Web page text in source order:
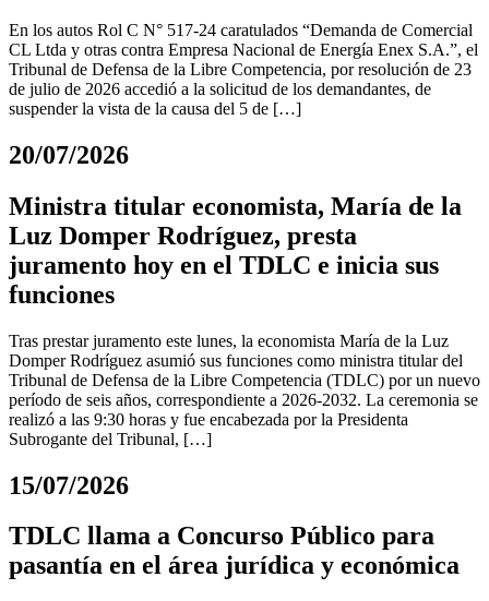
En los autos Rol C N° 517-24 caratulados “Demanda de Comercial
CL Ltda y otras contra Empresa Nacional de Energía Enex S.A.”, el
Tribunal de Defensa de la Libre Competencia, por resolución de 23
de julio de 2026 accedió a la solicitud de los demandantes, de
suspender la vista de la causa del 5 de […]
20/07/2026
Ministra titular economista, María de la
Luz Domper Rodríguez, presta
juramento hoy en el TDLC e inicia sus
funciones
Tras prestar juramento este lunes, la economista María de la Luz
Domper Rodríguez asumió sus funciones como ministra titular del
Tribunal de Defensa de la Libre Competencia (TDLC) por un nuevo
período de seis años, correspondiente a 2026-2032. La ceremonia se
realizó a las 9:30 horas y fue encabezada por la Presidenta
Subrogante del Tribunal, […]
15/07/2026
TDLC llama a Concurso Público para
pasantía en el área jurídica y económica